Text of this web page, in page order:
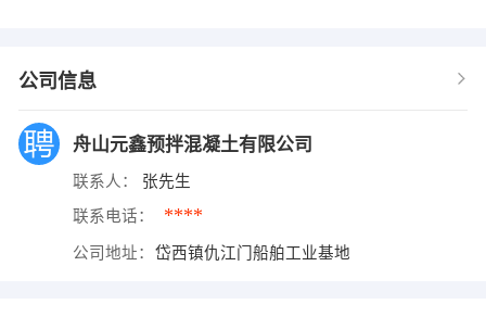
公司信息
舟山元鑫预拌混凝土有限公司
联系人： 张先生
联系电话： ****
公司地址： 岱西镇仇江门船舶工业基地